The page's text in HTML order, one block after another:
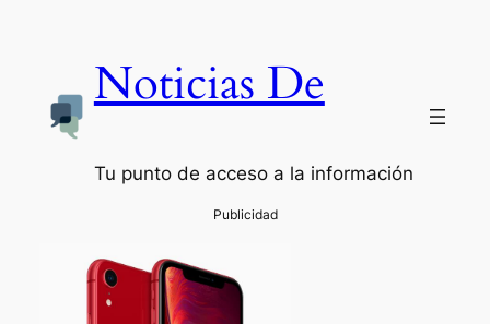
Noticias De
Tu punto de acceso a la información